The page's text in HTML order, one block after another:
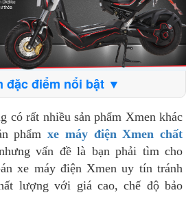
đặc điểm nổi bật ▼
có rất nhiều sản phẩm Xmen khác
phẩmxe máy điện Xmen chất
vấn đề là bạn phải tìm cho
xe máy điện Xmen uy tín tránh
lượng với giá cao, chế độ bảo